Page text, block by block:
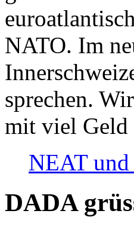
NATO. Im
sprechen.
mit viel Geld
NEAT
DADA